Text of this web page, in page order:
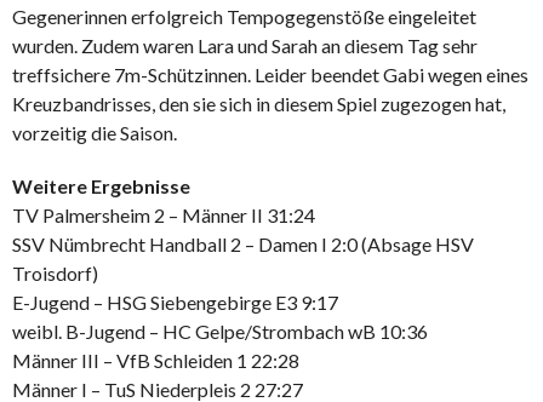
Gegenerinnen erfolgreich Tempogegenstöße eingeleitet
wurden. Zudem waren Lara und Sarah an diesem Tag sehr
treffsichere 7m-Schützinnen. Leider beendet Gabi wegen eines
Kreuzbandrisses, den sie sich in diesem Spiel zugezogen hat,
vorzeitig die Saison.
Weitere Ergebnisse
TV Palmersheim 2 – Männer II 31:24
SSV Nümbrecht Handball 2 – Damen I 2:0 (Absage HSV
Troisdorf)
E-Jugend – HSG Siebengebirge E3 9:17
weibl. B-Jugend – HC Gelpe/Strombach wB 10:36
Männer III – VfB Schleiden 1 22:28
Männer I – TuS Niederpleis 2 27:27